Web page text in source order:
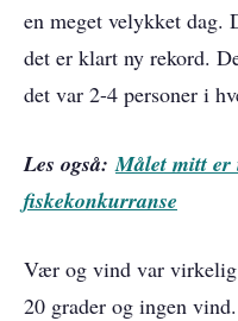
en meget velykket dag.
det er klart ny rekord.
det var 2-4 personer i
Les også:Målet mitt er
fiskekonkurranse
Vær og vind var virkelig
20 grader og ingen